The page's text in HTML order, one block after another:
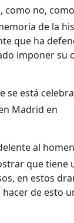
como no,
de la
que ha
imponer su
se está
Madrid en
al
que
en estos
de esto